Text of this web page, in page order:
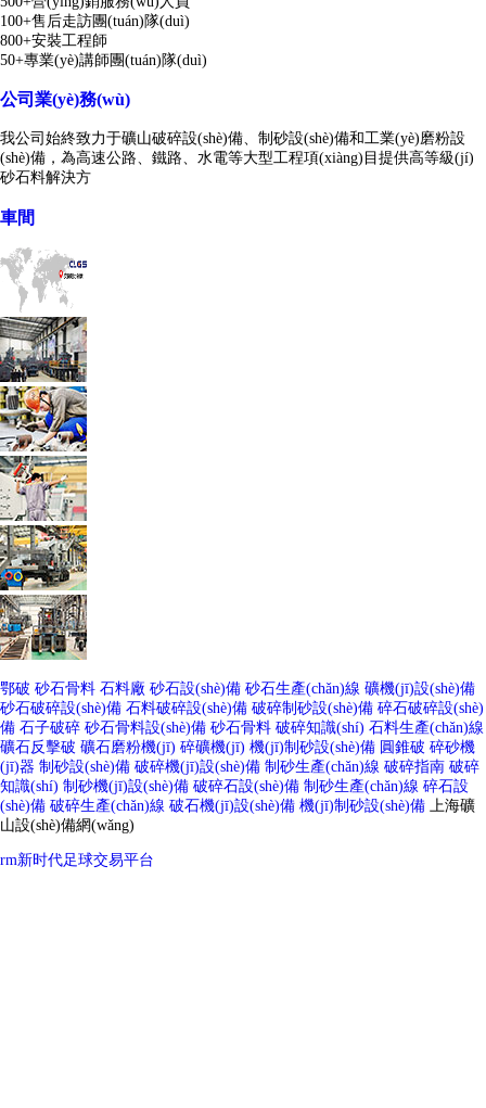
100+售后走訪團(tuán)隊(duì)
800+安裝工程師
50+專業(yè)講師團(tuán)隊(duì)
公司業(yè)務(wù)
我公司始終致力于礦山破碎設(shè)備、制砂設(shè)備和工業(yè)磨粉設
(shè)備，為高速公路、鐵路、水電等大型工程項(xiàng)目提供高等級(jí)
砂石料解決方
車間
鄂破 砂石骨料 石料廠 砂石設(shè)備 砂石生產(chǎn)線 礦機(jī)設(shè)備
砂石破碎設(shè)備 石料破碎設(shè)備 破碎制砂設(shè)備 碎石破碎設(shè)
備 石子破碎 砂石骨料設(shè)備 砂石骨料 破碎知識(shí) 石料生產(chǎn)線
礦石反擊破 礦石磨粉機(jī) 碎礦機(jī) 機(jī)制砂設(shè)備 圓錐破 碎砂機
(jī)器 制砂設(shè)備 破碎機(jī)設(shè)備 制砂生產(chǎn)線 破碎指南 破碎
知識(shí) 制砂機(jī)設(shè)備 破碎石設(shè)備 制砂生產(chǎn)線 碎石設
(shè)備 破碎生產(chǎn)線 破石機(jī)設(shè)備 機(jī)制砂設(shè)備 上海礦
山設(shè)備網(wǎng)
rm新时代足球交易平台